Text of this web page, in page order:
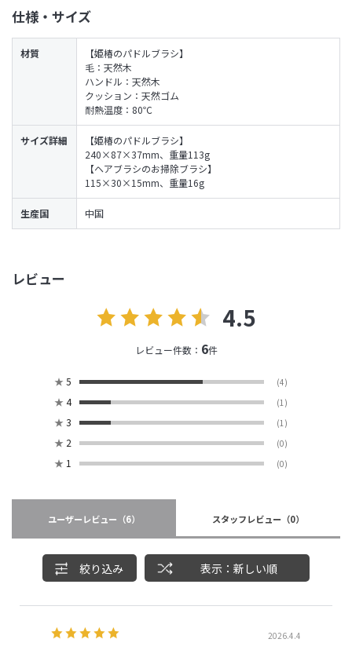
レビュー
4.5
レビュー件数： 6件
★ 5 (4)
★ 4 (1)
★ 3 (1)
★ 2 (0)
★ 1 (0)
ユーザーレビュー （6） スタッフレビュー （0）
絞り込み 表示：新しい順
2026.4.4
仕様・サイズ
材質
【姫椿のパドルブラシ】
毛：天然木
ハンドル：天然木
クッション：天然ゴム
耐熱温度：80℃
サイズ詳細
【姫椿のパドルブラシ】
240×87×37mm、重量113g
【ヘアブラシのお掃除ブラシ】
115×30×15mm、重量16g
生産国 中国